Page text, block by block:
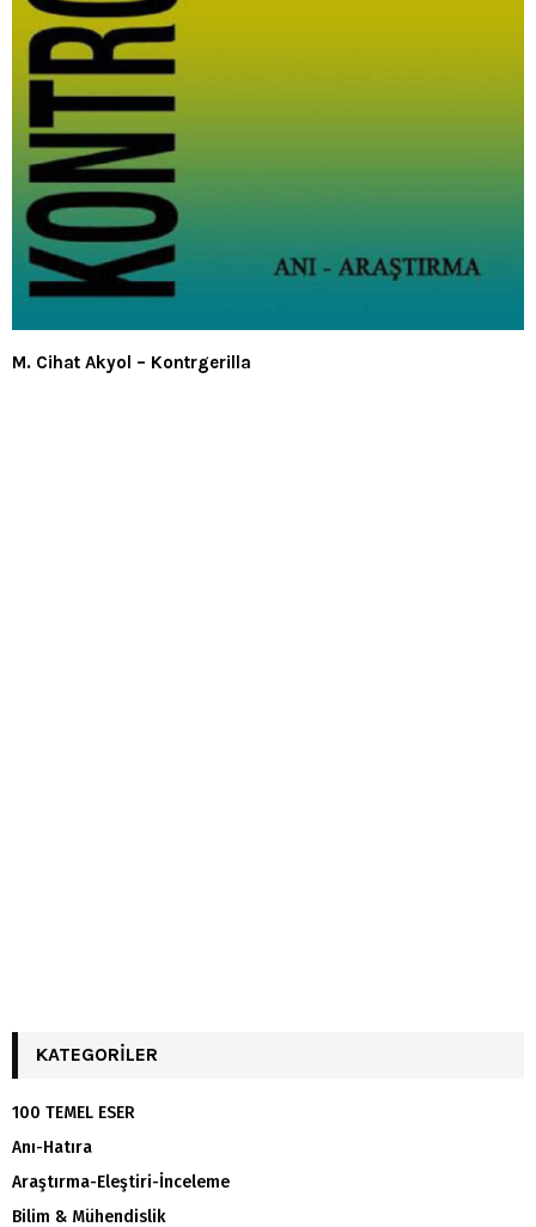
M. Cihat Akyol – Kontrgerilla
KATEGORILER
100 TEMEL ESER
Anı-Hatıra
Araştırma-Eleştiri-İnceleme
Bilim & Mühendislik